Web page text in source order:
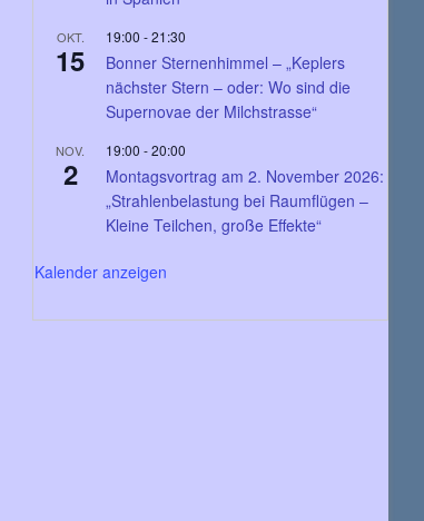
OKT.
15
19:00 -21:30
Bonner Sternenhimmel – „Keplers
nächster Stern – oder: Wo sind die
Supernovae der Milchstrasse“
NOV.
2
19:00 -20:00
Montagsvortrag am 2. November 2026:
„Strahlenbelastung bei Raumflügen –
Kleine Teilchen, große Effekte“
Kalender anzeigen